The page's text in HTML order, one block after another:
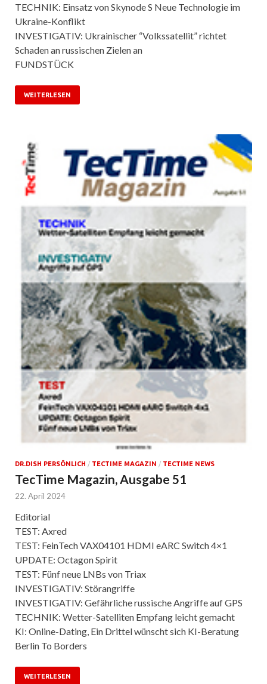
TECHNIK: Einsatz von Skynode S Neue Technologie im
Ukraine-Konflikt
INVESTIGATIV: Ukrainischer “Volkssatellit” richtet
Schaden an russischen Zielen an
FUNDSTÜCK
WEITERLESEN
DR.DISH PERSÖNLICH / TECTIME MAGAZIN / TECTIME NEWS
TecTime Magazin, Ausgabe 51
22. April 2024
Editorial
TEST: Axred
TEST: FeinTech VAX04101 HDMI eARC Switch 4×1
UPDATE: Octagon Spirit
TEST: Fünf neue LNBs von Triax
INVESTIGATIV: Störangriffe
INVESTIGATIV: Gefährliche russische Angriffe auf GPS
TECHNIK: Wetter-Satelliten Empfang leicht gemacht
KI: Online-Dating, Ein Drittel wünscht sich KI-Beratung
Berlin To Borders
WEITERLESEN